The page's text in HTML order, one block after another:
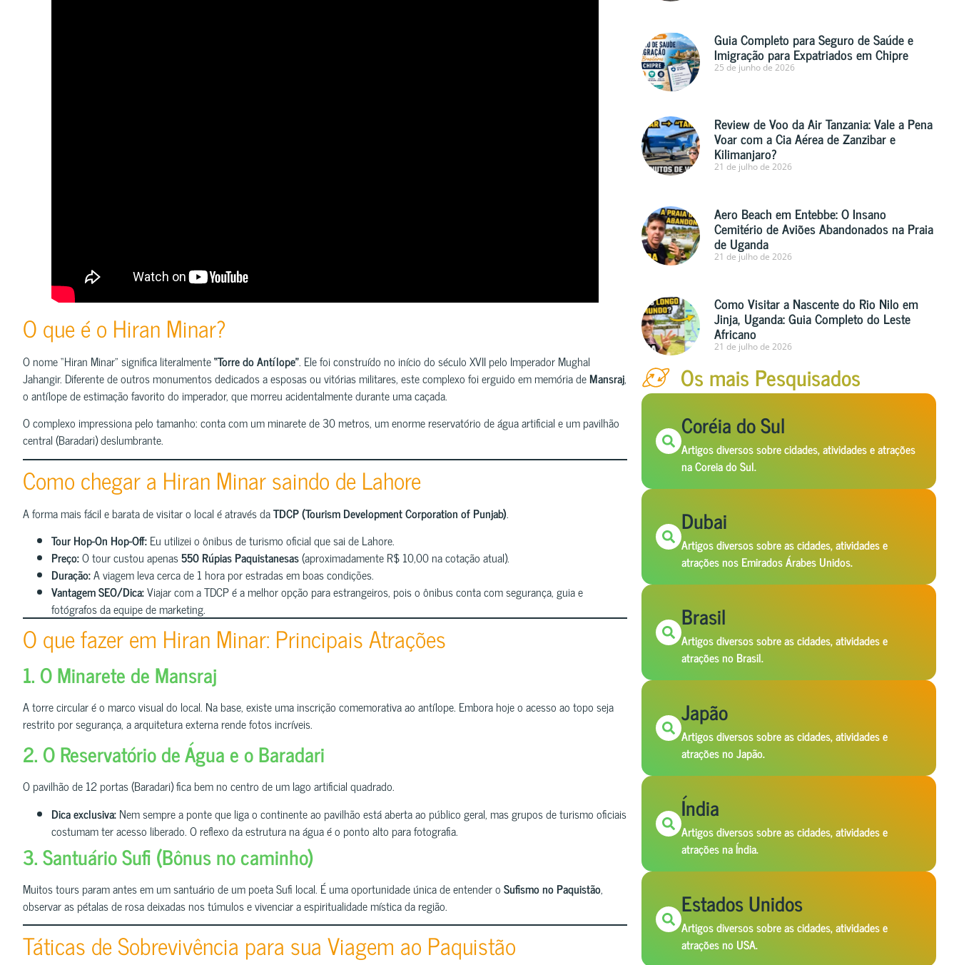
O que é o Hiran Minar?
O nome “Hiran Minar” significa literalmente“Torre do Antílope”. Ele foi construído no início do século XVII pelo Imperador Mughal
Jahangir. Diferente de outros monumentos dedicados a esposas ou vitórias militares, este complexo foi erguido em memória deMansraj,
o antílope de estimação favorito do imperador, que morreu acidentalmente durante uma caçada.
O complexo impressiona pelo tamanho: conta com um minarete de 30 metros, um enorme reservatório de água artificial e um pavilhão
central (Baradari) deslumbrante.
Como chegar a Hiran Minar saindo de Lahore
A forma mais fácil e barata de visitar o local é através daTDCP (Tourism Development Corporation of Punjab).
Tour Hop-On Hop-Off:Eu utilizei o ônibus de turismo oficial que sai de Lahore.
Preço:O tour custou apenas550 Rúpias Paquistanesas(aproximadamente R$ 10,00 na cotação atual).
Duração:A viagem leva cerca de 1 hora por estradas em boas condições.
Vantagem SEO/Dica:Viajar com a TDCP é a melhor opção para estrangeiros, pois o ônibus conta com segurança, guia e
fotógrafos da equipe de marketing.
O que fazer em Hiran Minar: Principais Atrações
1. O Minarete de Mansraj
A torre circular é o marco visual do local. Na base, existe uma inscrição comemorativa ao antílope. Embora hoje o acesso ao topo seja
restrito por segurança, a arquitetura externa rende fotos incríveis.
2. O Reservatório de Água e o Baradari
O pavilhão de 12 portas (Baradari) fica bem no centro de um lago artificial quadrado.
Dica exclusiva:Nem sempre a ponte que liga o continente ao pavilhão está aberta ao público geral, mas grupos de turismo oficiais
costumam ter acesso liberado. O reflexo da estrutura na água é o ponto alto para fotografia.
3. Santuário Sufi (Bônus no caminho)
Muitos tours param antes em um santuário de um poeta Sufi local. É uma oportunidade única de entender oSufismo no Paquistão,
observar as pétalas de rosa deixadas nos túmulos e vivenciar a espiritualidade mística da região.
Táticas de Sobrevivência para sua Viagem ao Paquistão
Guia Completo para Seguro de Saúde e
Imigração para Expatriados em Chipre
25 de junho de 2026
Review de Voo da Air Tanzania: Vale a Pena
Voar com a Cia Aérea de Zanzibar e
Kilimanjaro?
21 de julho de 2026
Aero Beach em Entebbe: O Insano
Cemitério de Aviões Abandonados na Praia
de Uganda
21 de julho de 2026
Como Visitar a Nascente do Rio Nilo em
Jinja, Uganda: Guia Completo do Leste
Africano
21 de julho de 2026
Os mais Pesquisados
Coréia do Sul
Artigos diversos sobre cidades, atividades e atrações
na Coreia do Sul.
Dubai
Artigos diversos sobre as cidades, atividades e
atrações nos Emirados Árabes Unidos.
Brasil
Artigos diversos sobre as cidades, atividades e
atrações no Brasil.
Japão
Artigos diversos sobre as cidades, atividades e
atrações no Japão.
Índia
Artigos diversos sobre as cidades, atividades e
atrações na Índia.
Estados Unidos
Artigos diversos sobre as cidades, atividades e
atrações no USA.